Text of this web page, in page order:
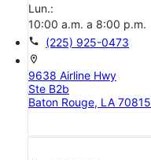
Lun.:
10:00 a.m. a 8:00 p.m.
call (225) 925-0473
location_on
9638 Airline Hwy
Ste B2b
Baton Rouge, LA 70815